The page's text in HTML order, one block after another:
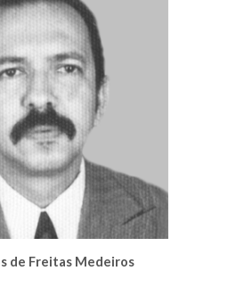
de Freitas Medeiros